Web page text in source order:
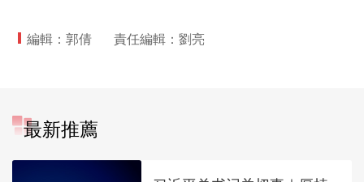
編輯：郭倩 責任編輯：劉亮
最新推薦